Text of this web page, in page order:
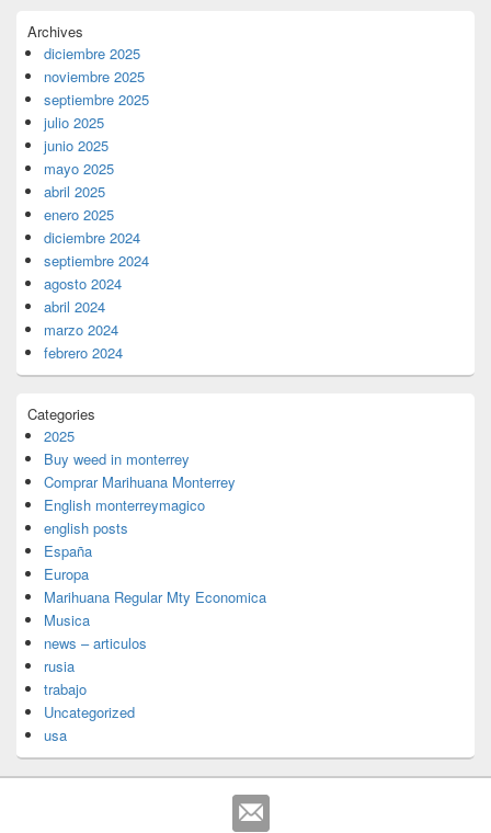
Archives
diciembre 2025
noviembre 2025
septiembre 2025
julio 2025
junio 2025
mayo 2025
abril 2025
enero 2025
diciembre 2024
septiembre 2024
agosto 2024
abril 2024
marzo 2024
febrero 2024
Categories
2025
Buy weed in monterrey
Comprar Marihuana Monterrey
English monterreymagico
english posts
España
Europa
Marihuana Regular Mty Economica
Musica
news – articulos
rusia
trabajo
Uncategorized
usa